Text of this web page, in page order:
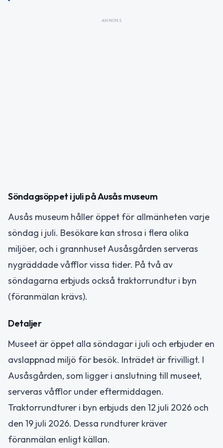
ANNONS
Söndagsöppet i juli på Ausås museum
Ausås museum håller öppet för allmänheten varje
söndag i juli. Besökare kan strosa i flera olika
miljöer, och i grannhuset Ausåsgården serveras
nygräddade våfflor vissa tider. På två av
söndagarna erbjuds också traktorrundtur i byn
(föranmälan krävs).
Detaljer
Museet är öppet alla söndagar i juli och erbjuder en
avslappnad miljö för besök. Inträdet är frivilligt. I
Ausåsgården, som ligger i anslutning till museet,
serveras våfflor under eftermiddagen.
Traktorrundturer i byn erbjuds den 12 juli 2026 och
den 19 juli 2026. Dessa rundturer kräver
föranmälan enligt källan.